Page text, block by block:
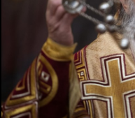
Intră în